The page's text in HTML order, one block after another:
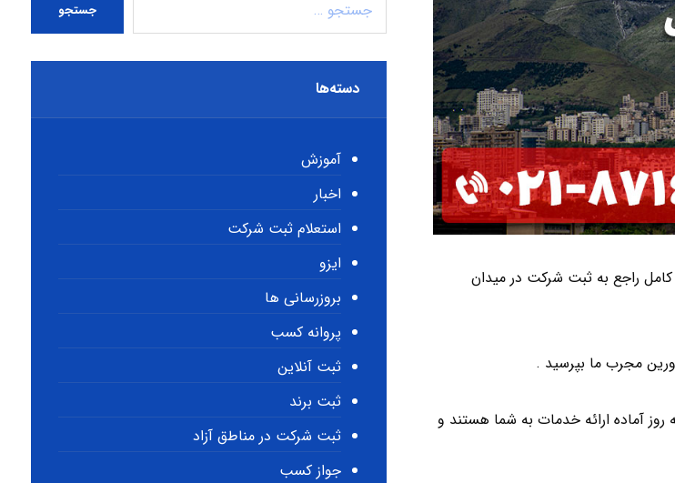
کامل راجع به ثبت شرکت در میدان
مجرب ما بپرسید .
آماده ارائه خدمات به شما هستند و
جستجو
دسته‌ها
آموزش
اخبار
استعلام ثبت شرکت
ایزو
بروزرسانی ها
پروانه کسب
ثبت آنلاین
ثبت برند
ثبت شرکت در مناطق آزاد
جواز کسب